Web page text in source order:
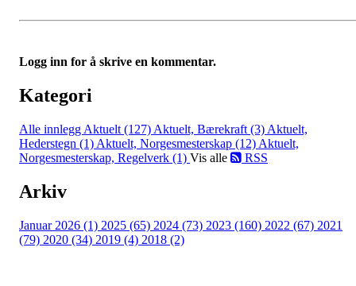
Logg inn for å skrive en kommentar.
Kategori
Alle innlegg Aktuelt (127) Aktuelt, Bærekraft (3) Aktuelt,
Hederstegn (1) Aktuelt, Norgesmesterskap (12) Aktuelt,
Norgesmesterskap, Regelverk (1) Vis alle RSS
Arkiv
Januar 2026 (1) 2025 (65) 2024 (73) 2023 (160) 2022 (67) 2021
(79) 2020 (34) 2019 (4) 2018 (2)